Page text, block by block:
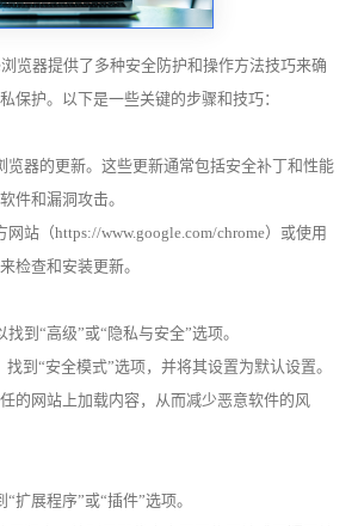
览器提供了多种安全防护和操作方法技巧来确
保护。以下是一些关键的步骤和技巧：
览器的更新。这些更新通常包括安全补丁和性能
件和漏洞攻击。
站（https://www.google.com/chrome）或使用
检查和安装更新。
到“高级”或“隐私与安全”选项。
到“安全模式”选项，并将其设置为默认设置。
的网站上加载内容，从而减少恶意软件的风
扩展程序”或“插件”选项。